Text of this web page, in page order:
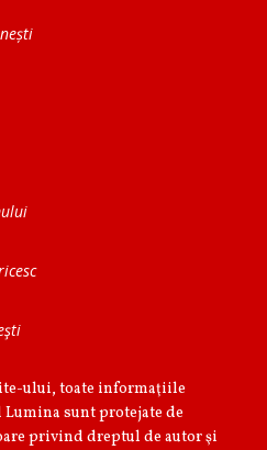
ului, toate informaţiile
sunt protejate de
privind dreptul de autor şi